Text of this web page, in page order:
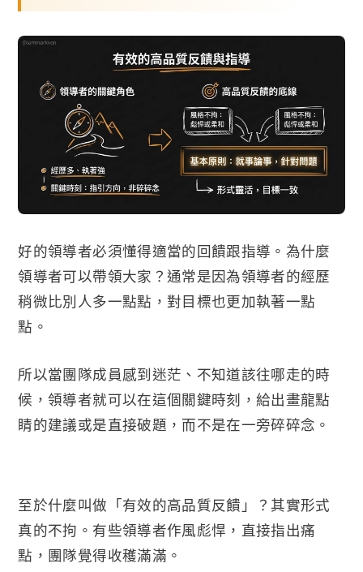
好的領導者必須懂得適當的回饋跟指導。為什麼
領導者可以帶領大家？通常是因為領導者的經歷
稍微比別人多一點點，對目標也更加執著一點
點。
所以當團隊成員感到迷茫、不知道該往哪走的時
候，領導者就可以在這個關鍵時刻，給出畫龍點
睛的建議或是直接破題，而不是在一旁碎碎念。
至於什麼叫做「有效的高品質反饋」？其實形式
真的不拘。有些領導者作風彪悍，直接指出痛
點，團隊覺得收穫滿滿。